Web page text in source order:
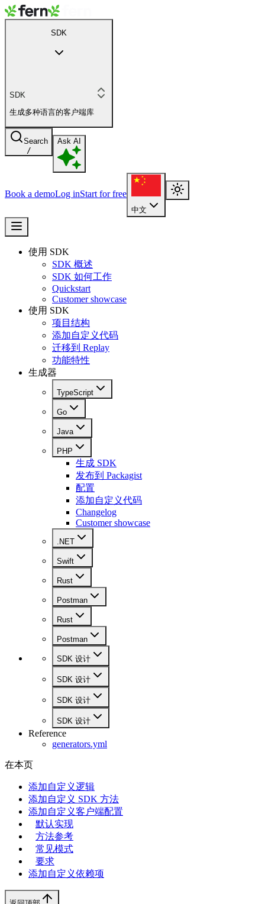
SDK
SDK
生成多种语言的客户端库
Search
/
Ask AI
Book a demoLog inStart for free
中文
使用 SDK
SDK 概述
SDK 如何工作
Quickstart
Customer showcase
使用 SDK
项目结构
添加自定义代码
迁移到 Replay
功能特性
生成器
TypeScript
Go
Java
PHP
生成 SDK
发布到 Packagist
配置
添加自定义代码
Changelog
Customer showcase
.NET
Swift
Rust
Postman
Rust
Postman
SDK 设计
SDK 设计
SDK 设计
SDK 设计
Reference
generators.yml
在本页
添加自定义逻辑
添加自定义 SDK 方法
添加自定义客户端配置
默认实现
方法参考
常见模式
要求
添加自定义依赖项